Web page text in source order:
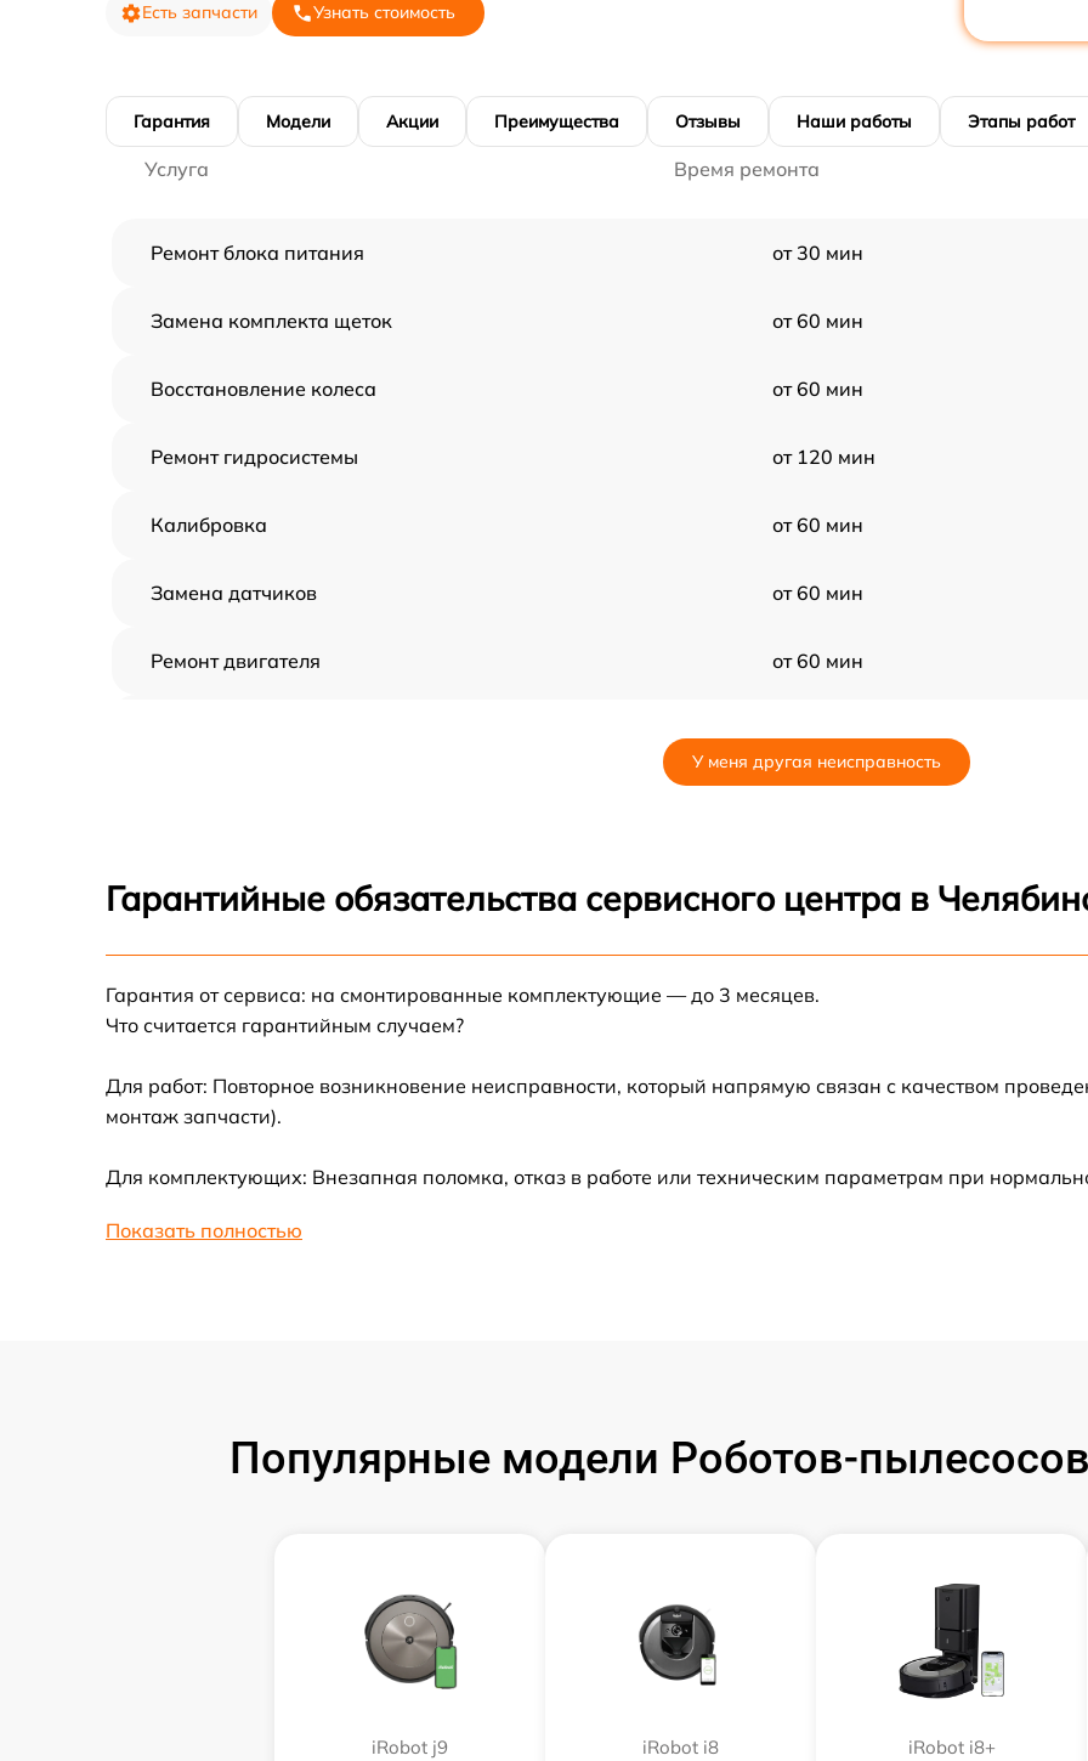
Есть запчасти Узнать стоимость
Гарантия Модели Акции Преимущества Отзывы Наши работы Этапы работ
Услуга Время ремонта
Ремонт блока питания от 30 мин
Замена комплекта щеток от 60 мин
Восстановление колеса от 60 мин
Ремонт гидросистемы от 120 мин
Калибровка от 60 мин
Замена датчиков от 60 мин
Ремонт двигателя от 60 мин
Замена материнской платы от 30 мин
Профилактическая чистка от 60 мин
У меня другая неисправность
Гарантийные обязательства сервисного центра в
Гарантия от сервиса: на смонтированные комплектующие — до 3 месяцев.
Что считается гарантийным случаем?
Для работ: Повторное возникновение неисправности, который напрямую связан с качеством
монтаж запчасти).
Для комплектующих: Внезапная поломка, отказ в работе или техническим параметрам при
Показать полностью
Популярные модели Роботов-
iRobot j9 iRobot i8 iRobot i8+